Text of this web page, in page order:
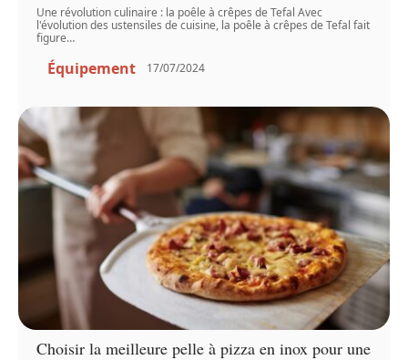
Une révolution culinaire : la poêle à crêpes de Tefal Avec
l'évolution des ustensiles de cuisine, la poêle à crêpes de Tefal fait
figure…
Équipement 17/07/2024
Choisir la meilleure pelle à pizza en inox pour une